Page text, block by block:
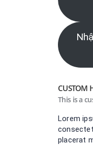
CUSTOM
This is a
Lorem
placerat